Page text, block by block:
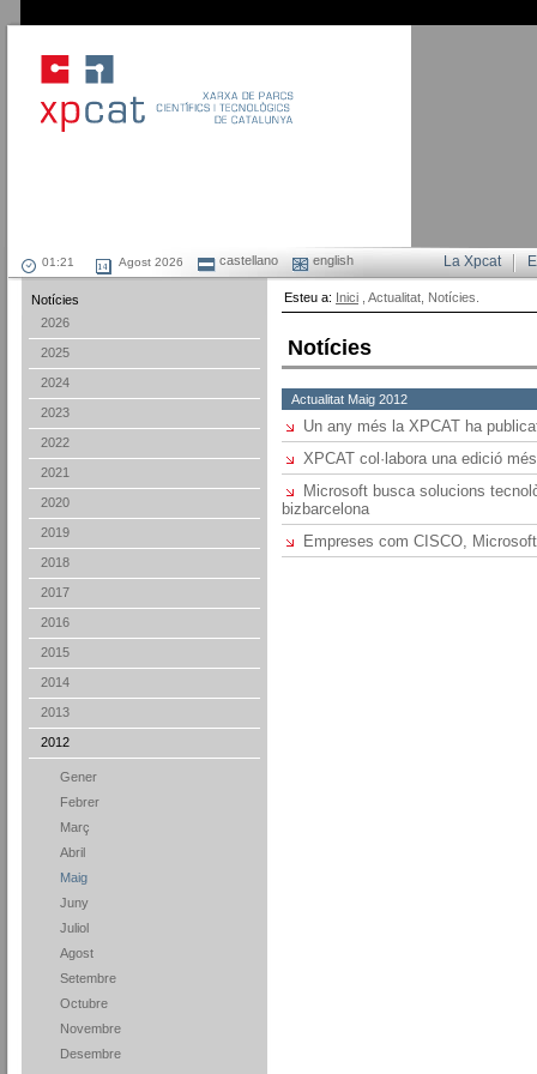
Agost 2026 castellano english La Xpcat
Notícies
2026
2025
2024
2023
2022
2021
2020
2019
2018
2017
2016
2015
2014
2013
2012
Gener
Febrer
Març
Abril
Maig
Juny
Juliol
Agost
Setembre
Octubre
Novembre
Desembre
Esteu a: Inici , Actualitat, Notícies.
Notícies
Actualitat Maig 2012
Un any més la XPCAT ha
XPCAT col·labora una edició
Microsoft busca solucions
bizbarcelona
Empreses com CISCO,